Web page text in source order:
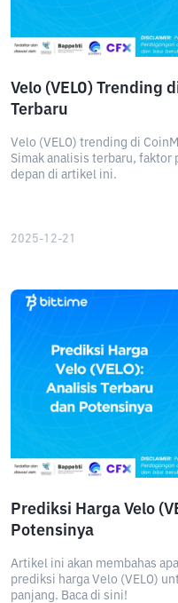
Velo (VELO) Trending
Terbaru
Velo (VELO) trending di
Simak analisis terbaru, faktor
depan di artikel ini.
2025-12-21
Prediksi Harga Velo
Potensinya
Artikel ini akan membahas
prediksi harga Velo (VELO)
panjang. Baca di sini!